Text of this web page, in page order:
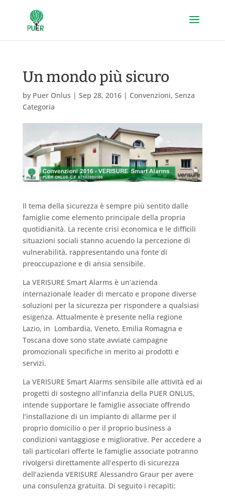
Un mondo più sicuro
by Puer Onlus | Sep 28, 2016| Convenzioni, Senza
Categoria
Il tema della sicurezza è sempre più sentito dalle
famiglie come elemento principale della propria
quotidianità. La recente crisi economica e le difficili
situazioni sociali stanno acuendo la percezione di
vulnerabilità, rappresentando una fonte di
preoccupazione e di ansia sensibile.
La VERISURE Smart Alarms è un’azienda
internazionale leader di mercato e propone diverse
soluzioni per la sicurezza per rispondere a qualsiasi
esigenza. Attualmente è presente nella regione
Lazio, in Lombardia, Veneto, Emilia Romagna e
Toscana dove sono state avviate campagne
promozionali specifiche in merito ai prodotti e
servizi.
La VERISURE Smart Alarms sensibile alle attività ed ai
progetti di sostegno all’infanzia della PUER ONLUS,
intende supportare le famiglie associate offrendo
l’installazione di un impianto di allarme per il
proprio domicilio o per il proprio business a
condizioni vantaggiose e migliorative. Per accedere a
tali particolari offerte le famiglie associate potranno
rivolgersi direttamente all’esperto di sicurezza
dell’azienda VERISURE Alessandro Graur per avere
una consulenza gratuita. Di seguito i recapiti: